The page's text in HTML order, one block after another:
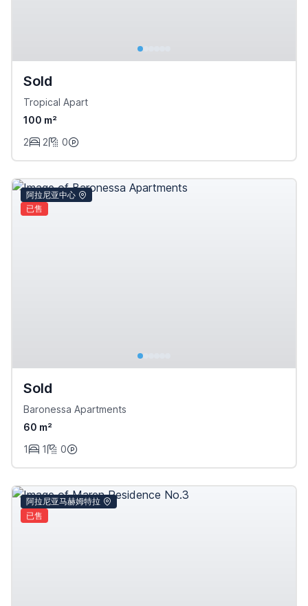
Sold
Tropical Apart
100 m²
2
2 0
阿拉尼亚中心
已售
Sold
Baronessa Apartments
60 m²
1
1 0
阿拉尼亚马赫姆特拉
已售